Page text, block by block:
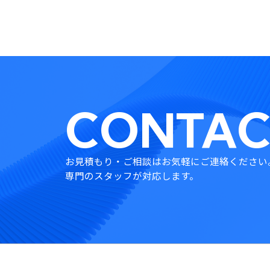
お見積もり・ご相談はお気軽にご連絡ください
専門のスタッフが対応します。